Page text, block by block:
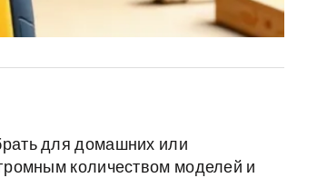
для домашних или
количеством моделей и